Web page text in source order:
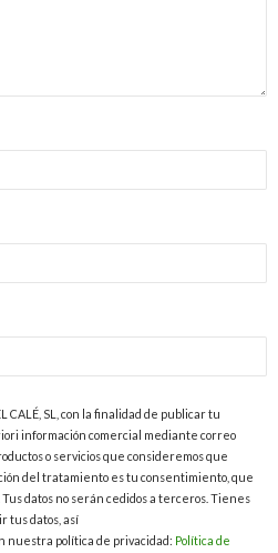
CALÉ, SL, con la finalidad de publicar tu
información comercial mediante correo
o servicios que consideremos que
del tratamiento es tu consentimiento, que
datos no serán cedidos a terceros. Tienes
tus datos, así
nuestra política de privacidad: Política de